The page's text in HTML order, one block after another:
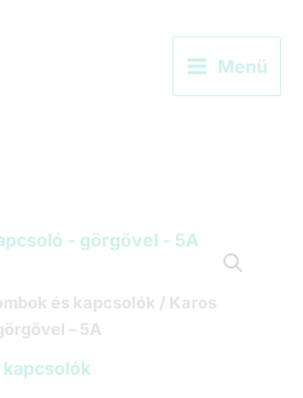
Menü
és kapcsolók / Karos
– 5A